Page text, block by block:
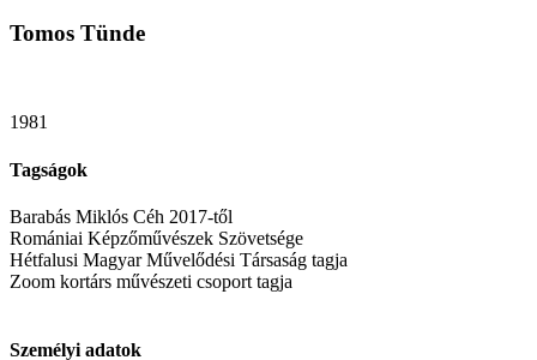
Tomos Tünde
1981
Tagságok
Barabás Miklós Céh 2017-től
Romániai Képzőművészek Szövetsége
Hétfalusi Magyar Művelődési Társaság tagja
Zoom kortárs művészeti csoport tagja
Személyi adatok